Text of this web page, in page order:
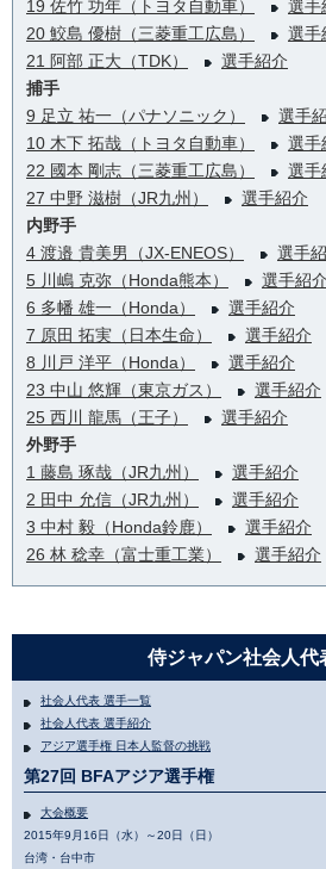
19 佐竹 功年（トヨタ自動車）
選手
20 鮫島 優樹（三菱重工広島）
選手
21 阿部 正大（TDK）
選手紹介
捕手
9 足立 祐一（パナソニック）
選手
10 木下 拓哉（トヨタ自動車）
選手
22 國本 剛志（三菱重工広島）
選手
27 中野 滋樹（JR九州）
選手紹介
内野手
4 渡邉 貴美男（JX-ENEOS）
選手
5 川嶋 克弥（Honda熊本）
選手紹介
6 多幡 雄一（Honda）
選手紹介
7 原田 拓実（日本生命）
選手紹介
8 川戸 洋平（Honda）
選手紹介
23 中山 悠輝（東京ガス）
選手紹介
25 西川 龍馬（王子）
選手紹介
外野手
1 藤島 琢哉（JR九州）
選手紹介
2 田中 允信（JR九州）
選手紹介
3 中村 毅（Honda鈴鹿）
選手紹介
26 林 稔幸（富士重工業）
選手紹介
侍ジャパン社会人代
社会人代表 選手一覧
社会人代表 選手紹介
アジア選手権 日本人監督の挑戦
第27回 BFAアジア選手権
大会概要
2015年9月16日（水）～20日（日）
台湾・台中市